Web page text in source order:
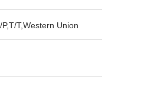
T,Western Union